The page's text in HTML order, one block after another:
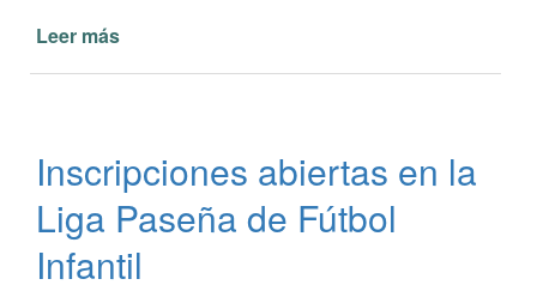
Leer más
en
Paso
de
Patria
Inscripciones abiertas en la
Liga Paseña de Fútbol
Infantil